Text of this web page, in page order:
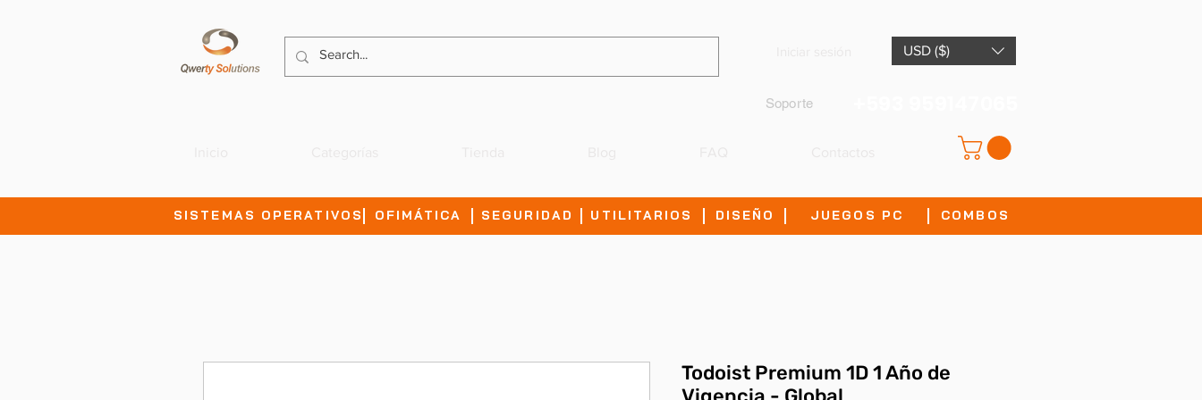
USD ($)
Soporte
Todoist Premium 1D 1 Año de
SISTEMAS OPERATIVOS OFIMÁTICA SEGURIDAD UTILITARIOS DISEÑO JUEGOS PC COMBOS